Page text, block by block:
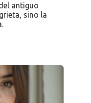
antiguo
sino la